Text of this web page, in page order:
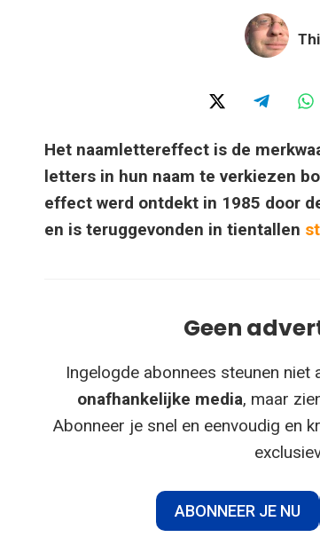
Het naamlettereffect is de
letters in hun naam te verkiezen
effect werd ontdekt in 1985 door
en is teruggevonden in tientallen
Geen
Ingelogde abonnees steunen niet
onafhankelijke media, maar
Abonneer je snel en eenvoudig en
ABONNEER JE NU